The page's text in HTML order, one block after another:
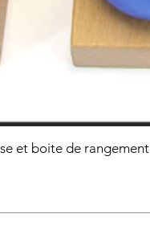
et boite de rangement